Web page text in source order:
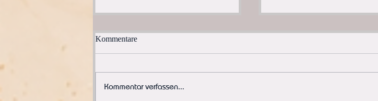
Kommentare
Kommentar verfassen...